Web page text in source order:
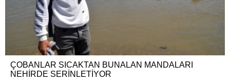
ÇOBANLAR SICAKTAN BUNALAN MANDALARI
NEHİRDE SERİNLETİYOR